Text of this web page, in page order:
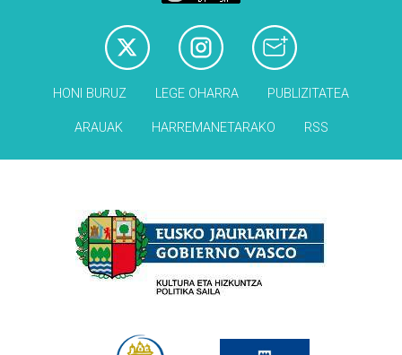
HONI BURUZ LEGE OHARRA PUBLIZITATEA
ARAUAK HARREMANETARAKO RSS